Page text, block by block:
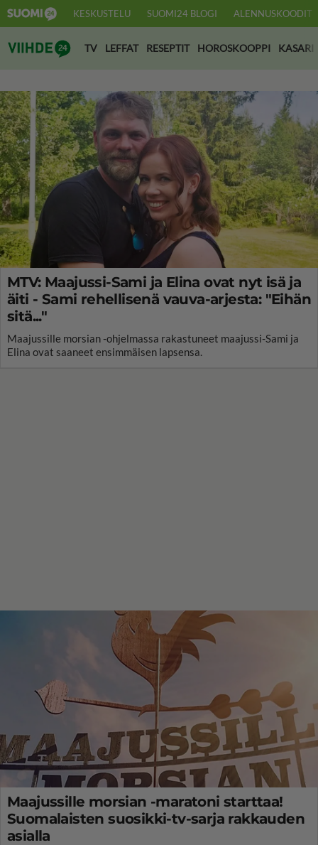
KESKUSTELU SUOMI24 BLOGI ALENNUSKOODIT
Suomi24 Viihde
TV LEFFAT RESEPTIT HOROSKOOPPI KASARI
MTV: Maajussi-Sami ja Elina ovat nyt isä ja
äiti - Sami rehellisenä vauva-arjesta: "Eihän
sitä..."
Maajussille morsian -ohjelmassa rakastuneet maajussi-Sami ja
Elina ovat saaneet ensimmäisen lapsensa.
Maajussille morsian -maratoni starttaa!
Suomalaisten suosikki-tv-sarja rakkauden
asialla